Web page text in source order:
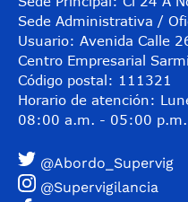
Sede Administrativa /
Usuario: Avenida Calle
Centro Empresarial
Código postal: 111321
Horario de atención:
08:00 a.m. - 05:00 p.m.
@Abordo_Supervig
@Supervigilancia